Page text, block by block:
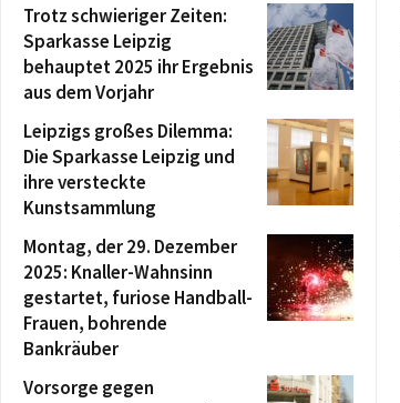
Trotz schwieriger Zeiten:
Sparkasse Leipzig
behauptet 2025 ihr Ergebnis
aus dem Vorjahr
Leipzigs großes Dilemma:
Die Sparkasse Leipzig und
ihre versteckte
Kunstsammlung
Montag, der 29. Dezember
2025: Knaller-Wahnsinn
gestartet, furiose Handball-
Frauen, bohrende
Bankräuber
Vorsorge gegen